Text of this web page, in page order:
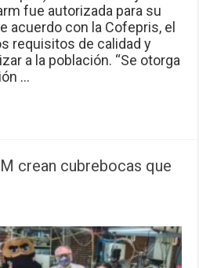
fue autorizada para su
acuerdo con la Cofepris, el
requisitos de calidad y
a la población. “Se otorga
…
crean cubrebocas que